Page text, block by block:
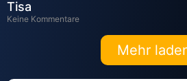
Tisa
Keine Kommentare
Mehr